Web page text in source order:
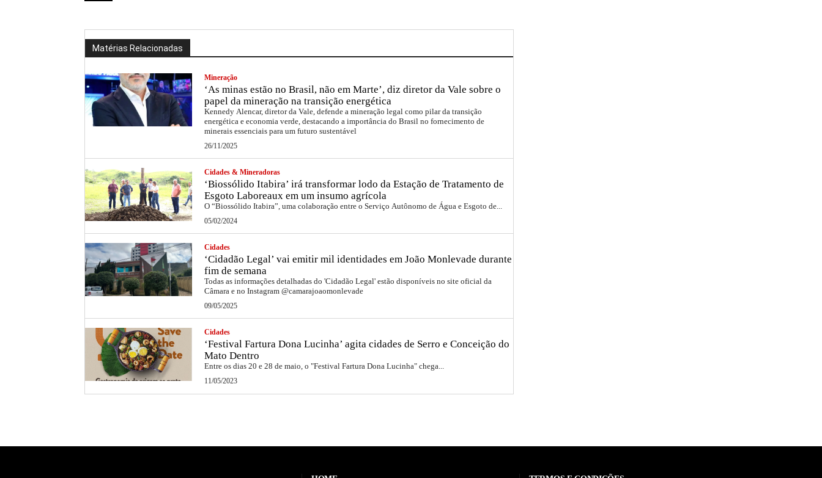
Matérias Relacionadas
Mineração
‘As minas estão no Brasil, não em Marte’, diz diretor da Vale sobre o
papel da mineração na transição energética
Kennedy Alencar, diretor da Vale, defende a mineração legal como pilar da transição
energética e economia verde, destacando a importância do Brasil no fornecimento de
minerais essenciais para um futuro sustentável
26/11/2025
Cidades & Mineradoras
‘Biossólido Itabira’ irá transformar lodo da Estação de Tratamento de
Esgoto Laboreaux em um insumo agrícola
O “Biossólido Itabira”, uma colaboração entre o Serviço Autônomo de Água e Esgoto de...
05/02/2024
Cidades
‘Cidadão Legal’ vai emitir mil identidades em João Monlevade durante
fim de semana
Todas as informações detalhadas do 'Cidadão Legal' estão disponíveis no site oficial da
Câmara e no Instagram @camarajoaomonlevade
09/05/2025
Cidades
‘Festival Fartura Dona Lucinha’ agita cidades de Serro e Conceição do
Mato Dentro
Entre os dias 20 e 28 de maio, o "Festival Fartura Dona Lucinha" chega...
11/05/2023